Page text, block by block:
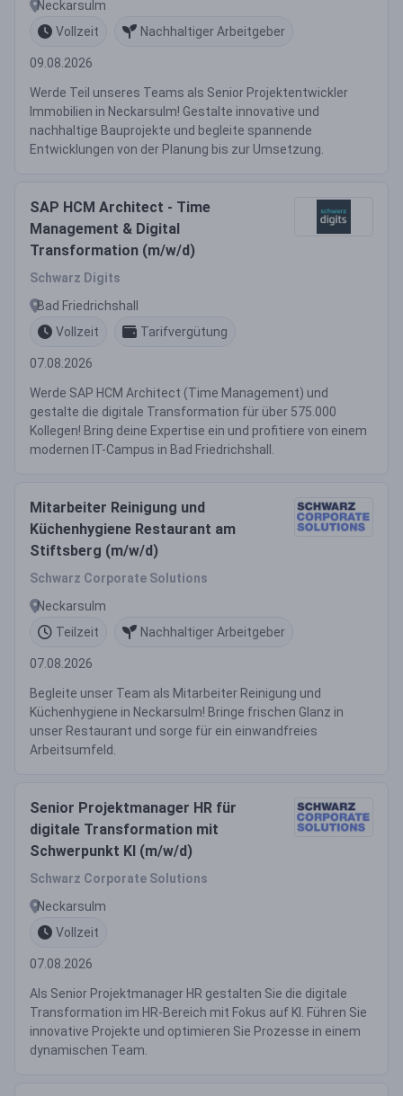
Neckarsulm
Vollzeit
Nachhaltiger Arbeitgeber
09.08.2026
Werde Teil unseres Teams als Senior Projektentwickler
Immobilien in Neckarsulm! Gestalte innovative und
nachhaltige Bauprojekte und begleite spannende
Entwicklungen von der Planung bis zur Umsetzung.
SAP HCM Architect - Time
Management & Digital
Transformation (m/w/d)
Schwarz Digits
Bad Friedrichshall
Vollzeit
Tarifvergütung
07.08.2026
Werde SAP HCM Architect (Time Management) und
gestalte die digitale Transformation für über 575.000
Kollegen! Bring deine Expertise ein und profitiere von einem
modernen IT-Campus in Bad Friedrichshall.
Mitarbeiter Reinigung und
Küchenhygiene Restaurant am
Stiftsberg (m/w/d)
Schwarz Corporate Solutions
Neckarsulm
Teilzeit
Nachhaltiger Arbeitgeber
07.08.2026
Begleite unser Team als Mitarbeiter Reinigung und
Küchenhygiene in Neckarsulm! Bringe frischen Glanz in
unser Restaurant und sorge für ein einwandfreies
Arbeitsumfeld.
Senior Projektmanager HR für
digitale Transformation mit
Schwerpunkt KI (m/w/d)
Schwarz Corporate Solutions
Neckarsulm
Vollzeit
07.08.2026
Als Senior Projektmanager HR gestalten Sie die digitale
Transformation im HR-Bereich mit Fokus auf KI. Führen Sie
innovative Projekte und optimieren Sie Prozesse in einem
dynamischen Team.